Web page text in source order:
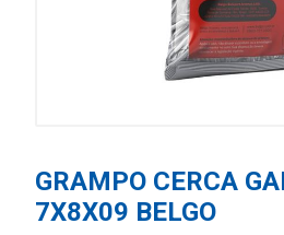
GRAMPO CERCA
7X8X09 BELGO